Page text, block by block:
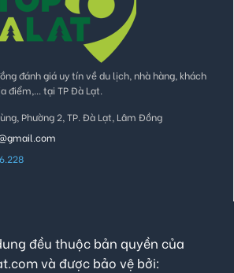
đánh giá uy tín về du lịch, nhà hàng, khách
điểm,... tại TP Đà Lạt.
Phường 2, TP. Đà Lạt, Lâm Đồng
đều thuộc bản quyền của
và được bảo vệ bởi: